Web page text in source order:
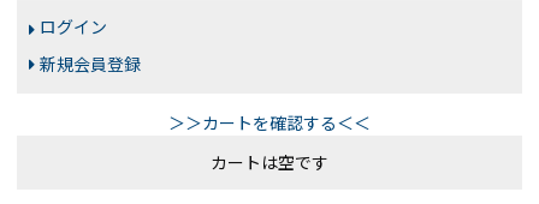
ログイン
新規会員登録
＞＞カートを確認する＜＜
カートは空です